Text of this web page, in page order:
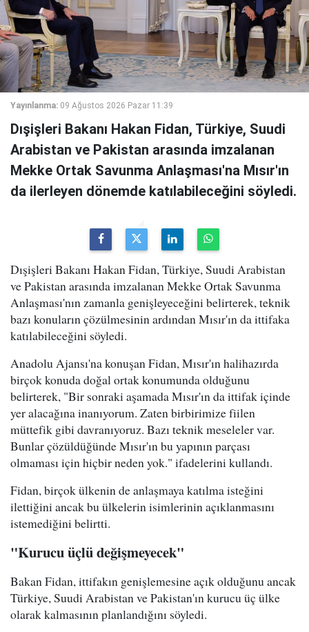
Yayınlanma: 09 Ağustos 2026 Pazar 11:39
Dışişleri Bakanı Hakan Fidan, Türkiye, Suudi
Arabistan ve Pakistan arasında imzalanan
Mekke Ortak Savunma Anlaşması'na Mısır'ın
da ilerleyen dönemde katılabileceğini söyledi.
Dışişleri Bakanı Hakan Fidan, Türkiye, Suudi Arabistan
ve Pakistan arasında imzalanan Mekke Ortak Savunma
Anlaşması'nın zamanla genişleyeceğini belirterek, teknik
bazı konuların çözülmesinin ardından Mısır'ın da ittifaka
katılabileceğini söyledi.
Anadolu Ajansı'na konuşan Fidan, Mısır'ın halihazırda
birçok konuda doğal ortak konumunda olduğunu
belirterek, "Bir sonraki aşamada Mısır'ın da ittifak içinde
yer alacağına inanıyorum. Zaten birbirimize fiilen
müttefik gibi davranıyoruz. Bazı teknik meseleler var.
Bunlar çözüldüğünde Mısır'ın bu yapının parçası
olmaması için hiçbir neden yok." ifadelerini kullandı.
Fidan, birçok ülkenin de anlaşmaya katılma isteğini
ilettiğini ancak bu ülkelerin isimlerinin açıklanmasını
istemediğini belirtti.
"Kurucu üçlü değişmeyecek"
Bakan Fidan, ittifakın genişlemesine açık olduğunu ancak
Türkiye, Suudi Arabistan ve Pakistan'ın kurucu üç ülke
olarak kalmasının planlandığını söyledi.